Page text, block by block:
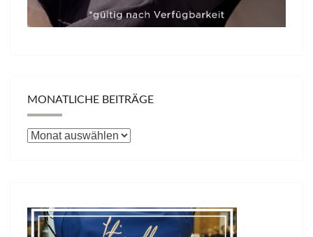
MONATLICHE BEITRÄGE
Monatliche